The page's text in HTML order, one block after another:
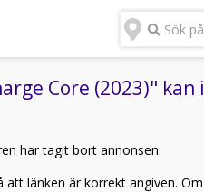
Sök
Core (2023)"
har tagit bort annonsen.
att länken är korrekt angiven.